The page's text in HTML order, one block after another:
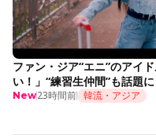
ファン・ジア“エニ”のアイ
い！」“練習生仲間”も話題
New23時間前 韓流・アジア